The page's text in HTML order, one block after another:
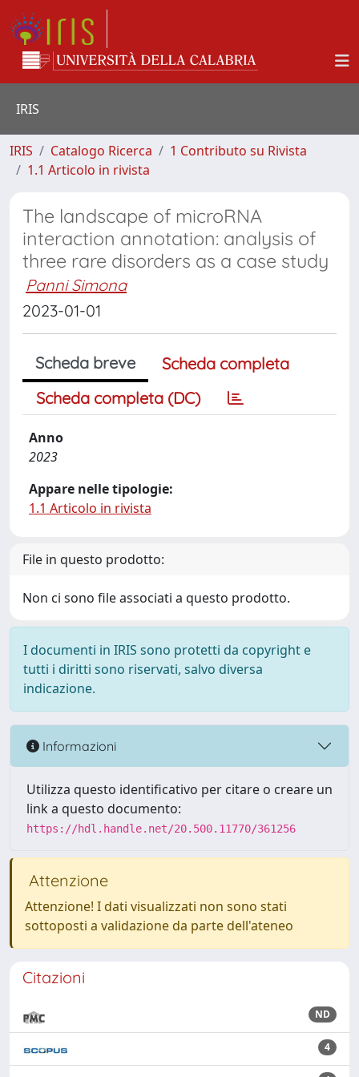
IRIS
IRIS Catalogo Ricerca
1 Contributo su Rivista
1.1 Articolo in rivista
The landscape of microRNA
interaction annotation: analysis of
three rare disorders as a case study
Panni Simona
2023-01-01
Scheda breve
Scheda completa
Scheda completa (DC)
Anno
2023
Appare nelle tipologie:
1.1 Articolo in rivista
File in questo prodotto:
Non ci sono file associati a questo prodotto.
I documenti in IRIS sono protetti da copyright e
tutti i diritti sono riservati, salvo diversa
indicazione.
Informazioni
Utilizza questo identificativo per citare o creare un
link a questo documento:
https://hdl.handle.net/20.500.11770/361256
Attenzione
Attenzione! I dati visualizzati non sono stati
sottoposti a validazione da parte dell'ateneo
Citazioni
ND
4